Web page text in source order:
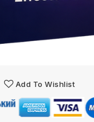
Add To Wishlist